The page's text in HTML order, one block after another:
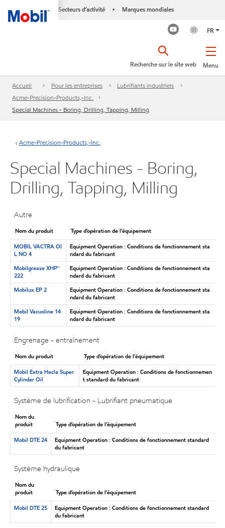
Secteurs d’activité • Marques mondiales
FR
Menu
Recherche sur le site web
Accueil Pour les entreprises
Lubrifiants industriels
Acme-Precision-Products,-Inc.
Special Machines - Boring, Drilling, Tapping, Milling
Acme-Precision-Products,-Inc.
Special Machines - Boring,
Drilling, Tapping, Milling
Autre
Nom du produit
Type d’opération de l’équipement
MOBIL VACTRA OI
L NO 4
Equipment Operation : Conditions de fonctionnement sta
ndard du fabricant
Mobilgrease XHP🅪
222
Equipment Operation : Conditions de fonctionnement sta
ndard du fabricant
Mobilux EP 2
Equipment Operation : Conditions de fonctionnement sta
ndard du fabricant
Mobil Vacuoline 14
19
Equipment Operation : Conditions de fonctionnement sta
ndard du fabricant
Engrenage - entraînement
Nom du produit
Type d’opération de l’équipement
Mobil Extra Hecla Super
Cylinder Oil
Equipment Operation : Conditions de fonctionnemen
t standard du fabricant
Système de lubrification - Lubrifiant pneumatique
Nom du
produit
Type d’opération de l’équipement
Mobil DTE 24
Equipment Operation : Conditions de fonctionnement standard
du fabricant
Système hydraulique
Nom du
produit
Type d’opération de l’équipement
Mobil DTE 25
Equipment Operation : Conditions de fonctionnement standard
du fabricant